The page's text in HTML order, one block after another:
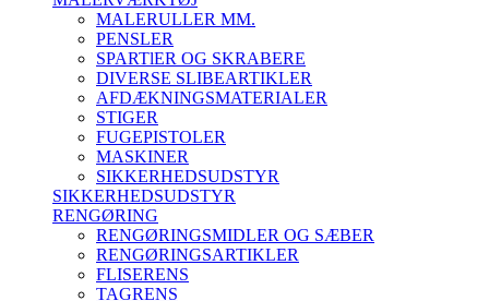
MALERULLER MM.
PENSLER
SPARTlER OG SKRABERE
DIVERSE SLIBEARTIKLER
AFDÆKNINGSMATERIALER
STIGER
FUGEPISTOLER
MASKINER
SIKKERHEDSUDSTYR
SIKKERHEDSUDSTYR
RENGØRING
RENGØRINGSMIDLER OG SÆBER
RENGØRINGSARTIKLER
FLISERENS
TAGRENS